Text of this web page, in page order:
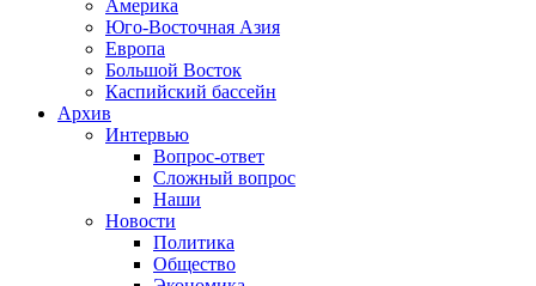
Америка
Юго-Восточная Азия
Европа
Большой Восток
Каспийский бассейн
Архив
Интервью
Вопрос-ответ
Сложный вопрос
Наши
Новости
Политика
Общество